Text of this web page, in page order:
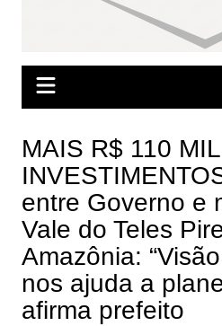
MAIS R$ 110
entre Governo e
Vale do Teles
Amazônia:
nos ajuda a
afirma prefeito